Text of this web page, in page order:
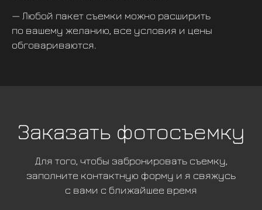
— Любой пакет съемки можно расширить
по вашему желанию, все условия и цены
обговариваются.
Заказать фотосъемку
Для того, чтобы забронировать съемку,
заполните контактную форму и я свяжусь
с вами с ближайшее время